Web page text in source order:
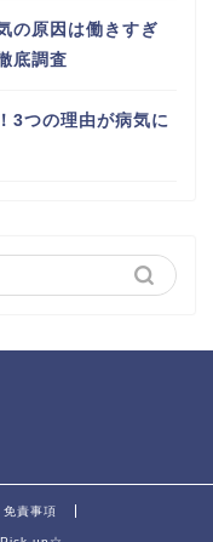
の原因は働きすぎ
底調査
3つの理由が病気に
免責事項